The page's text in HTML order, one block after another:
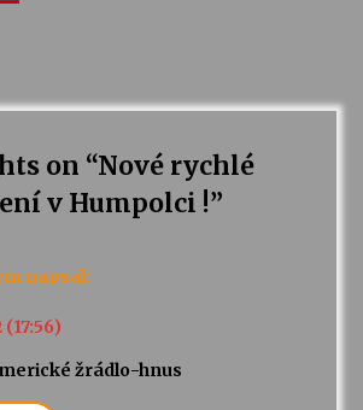
on “Nové rychlé
v Humpolci !”
napsal:
(17:56)
žrádlo-hnus